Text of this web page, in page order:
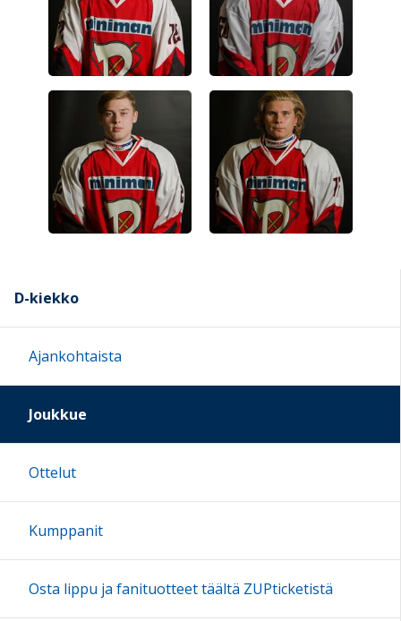
D-kiekko
Ajankohtaista
Joukkue
Ottelut
Kumppanit
Osta lippu ja fanituotteet täältä ZUPticketistä